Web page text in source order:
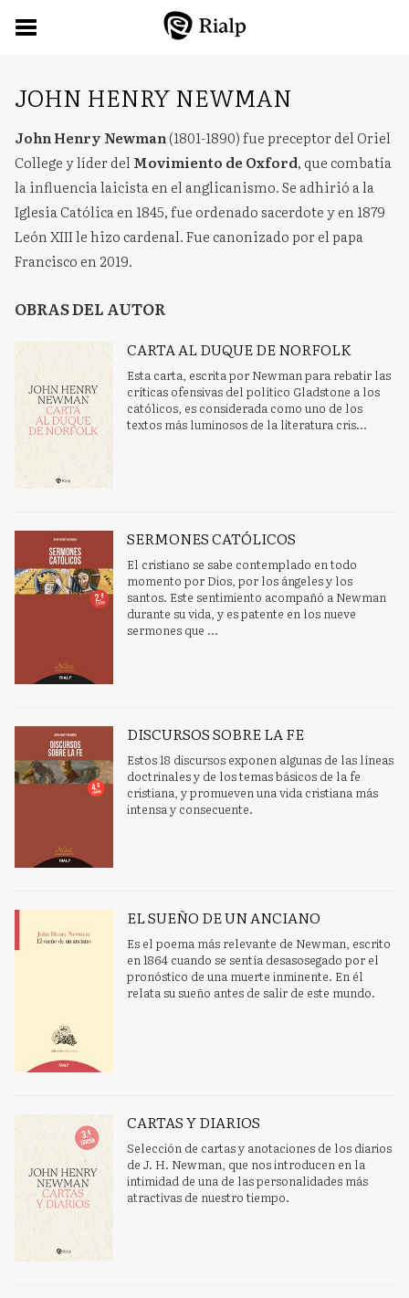
JOHN HENRY NEWMAN
John Henry Newman(1801-1890) fue preceptor del Oriel
College y líder del Movimiento de Oxford, que combatía
la influencia laicista en el anglicanismo. Se adhirió a la
Iglesia Católica en 1845, fue ordenado sacerdote y en 1879
León XIII le hizo cardenal. Fue canonizado por el papa
Francisco en 2019.
OBRAS DEL AUTOR
CARTA AL DUQUE DE NORFOLK
Esta carta, escrita por Newman para rebatir las
críticas ofensivas del político Gladstone a los
católicos, es considerada como uno de los
textos más luminosos de la literatura cris...
SERMONES CATÓLICOS
El cristiano se sabe contemplado en todo
momento por Dios, por los ángeles y los
santos. Este sentimiento acompañó a Newman
durante su vida, y es patente en los nueve
sermones que ...
DISCURSOS SOBRE LA FE
Estos 18 discursos exponen algunas de las líneas
doctrinales y de los temas básicos de la fe
cristiana, y promueven una vida cristiana más
intensa y consecuente.
EL SUEÑO DE UN ANCIANO
Es el poema más relevante de Newman, escrito
en 1864 cuando se sentía desasosegado por el
pronóstico de una muerte inminente. En él
relata su sueño antes de salir de este mundo.
CARTAS Y DIARIOS
Selección de cartas y anotaciones de los diarios
de J. H. Newman, que nos introducen en la
intimidad de una de las personalidades más
atractivas de nuestro tiempo.